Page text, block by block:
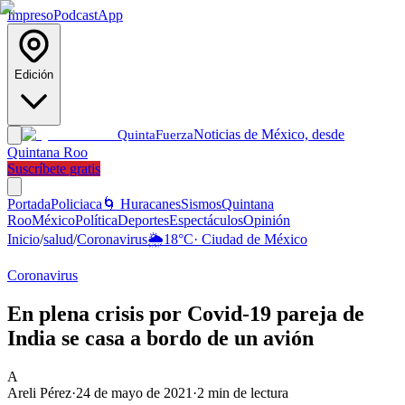
ImpresoPodcastApp
Edición
QuintaFuerzaNoticias de México, desde
Quintana Roo
Suscríbete gratis
PortadaPoliciaca 🌀 HuracanesSismosQuintana
RooMéxicoPolíticaDeportesEspectáculosOpinión
Inicio/salud/Coronavirus🌦️18°C· Ciudad de México
Coronavirus
En plena crisis por Covid-19 pareja de
India se casa a bordo de un avión
A
Areli Pérez·24 de mayo de 2021 ·2 min de lectura